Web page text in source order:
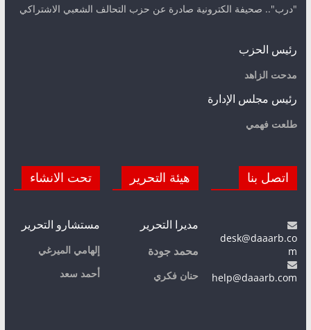
"درب".. صحيفة الكترونية صادرة عن حزب التحالف الشعبي الاشتراكي
رئيس الحزب
مدحت الزاهد
رئيس مجلس الإدارة
طلعت فهمي
اتصل بنا
desk@daaarb.co
m
help@daaarb.com
هيئة التحرير
مديرا التحرير
محمد جودة
حنان فكري
تحت الانشاء
مستشارو التحرير
إلهامي الميرغي
أحمد سعد